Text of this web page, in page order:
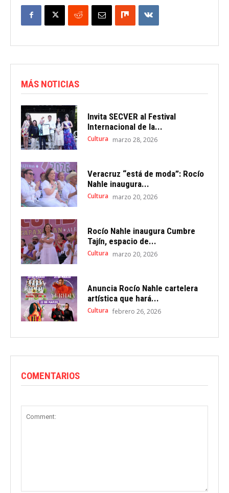
MÁS NOTICIAS
Invita SECVER al Festival
Internacional de la...
Cultura marzo 28, 2026
Veracruz “está de moda”: Rocío
Nahle inaugura...
Cultura marzo 20, 2026
Rocío Nahle inaugura Cumbre
Tajín, espacio de...
Cultura marzo 20, 2026
Anuncia Rocío Nahle cartelera
artística que hará...
Cultura febrero 26, 2026
COMENTARIOS